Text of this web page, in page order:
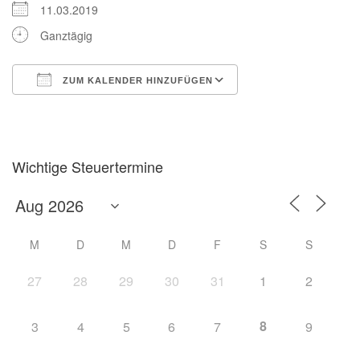
11.03.2019
Ganztägig
ZUM KALENDER HINZUFÜGEN
Wichtige Steuertermine
M D M D F S S
27 28 29 30 31 1 2
3 4 5 6 7 8 9